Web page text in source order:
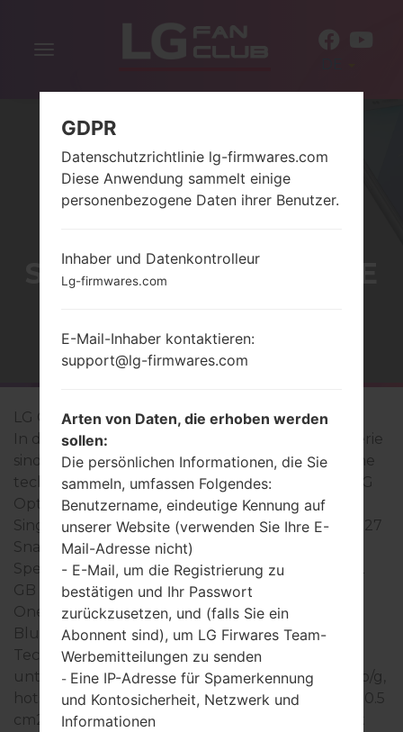
Navigation
SERIELG OPTIMUS ONE
Startseite → Serie →LG Optimus One
LG Optimus One
In der Regel, die Geräte der LG Optimus One- Serie
sind ähnlich im Aussehen und haben gemeinsame
technische Eigenschaften. Die Modellreihe der LG
Optimus One- Serie arbeitet auf der Basis des
Single-Core 600 MHz ARM 11, Qualcomm MSM7227
Snapdragon S1 mit 512MB RAM hat. Interner
Speicher 170MB und unterstützt microSD, zu 32
GB (dedizierter Slot). Die Geräte der LG Optimus
One- Seie haben 3.5mm jack und unterstützen
Bluetooth Version 2.1, A2DP, auch gibt es die
Technologie GPS A-GPS. USB-Anschluss
unterstützt microUSB 2.0, und auch Wi-Fi802.11b/g,
hotspot. In dieser Serie wird das Display 3.2 zoll, 30.5
cm2 (~45.5% Bildschirm zu Körper Verhältnis) mit
GDPR
Datenschutzrichtlinie lg-firmwares.com
Diese Anwendung sammelt einige
personenbezogene Daten ihrer Benutzer.
Inhaber und Datenkontrolleur
Lg-firmwares.com
E-Mail-Inhaber kontaktieren:
support@lg-firmwares.com
Arten von Daten, die erhoben werden
sollen:
Die persönlichen Informationen, die Sie
sammeln, umfassen Folgendes:
Benutzername, eindeutige Kennung auf
unserer Website (verwenden Sie Ihre E-
Mail-Adresse nicht)
- E-Mail, um die Registrierung zu
bestätigen und Ihr Passwort
zurückzusetzen, und (falls Sie ein
Abonnent sind), um LG Firwares Team-
Werbemitteilungen zu senden
- Eine IP-Adresse für Spamerkennung
und Kontosicherheit, Netzwerk und
Informationen